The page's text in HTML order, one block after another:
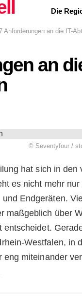
Die
Anforderungen an die IT-Abteilung im
an
© Seventyfour /
hat sich in
es nicht mehr
Endgeräten.
maßgeblich über
entscheidet.
Westfalen, in
eng miteinander